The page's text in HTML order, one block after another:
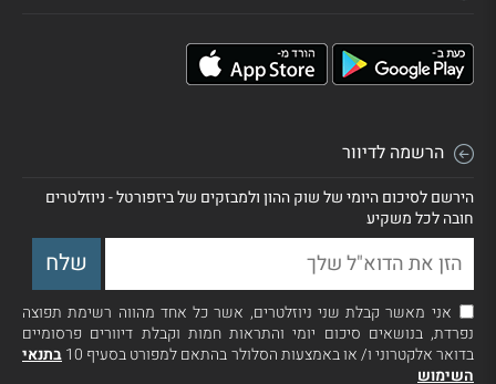
הרשמה לדיוור
הירשם לסיכום היומי של שוק ההון ולמבזקים של ביזפורטל - ניוזלטרים
חובה לכל משקיע
אני מאשר קבלת שני ניוזלטרים, אשר כל אחד מהווה רשימת תפוצה
נפרדת, בנושאים סיכום יומי והתראות חמות וקבלת דיוורים פרסומיים
בדואר אלקטרוני ו/ או באמצעות הסלולר בהתאם למפורט בסעיף 10
בתנאי
השימוש